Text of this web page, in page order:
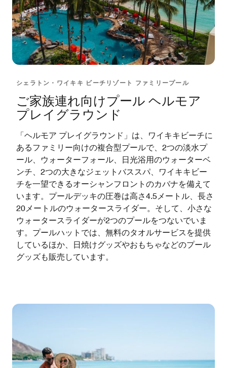
シェラトン・ワイキキ ビーチリゾート ファミリープール
ご家族連れ向けプール ヘルモア
プレイグラウンド
「ヘルモア プレイグラウンド」は、ワイキキビーチに
あるファミリー向けの複合型プールで、2つの淡水プ
ール、ウォーターフォール、日光浴用のウォーターベ
ンチ、2つの大きなジェットバススパ、ワイキキビー
チを一望できるオーシャンフロントのカバナを備えて
います。プールデッキの圧巻は高さ4.5メートル、長さ
20メートルのウォータースライダー。そして、小さな
ウォータースライダーが2つのプールをつないでいま
す。プールハットでは、無料のタオルサービスを提供
しているほか、日焼けグッズやおもちゃなどのプール
グッズも販売しています。